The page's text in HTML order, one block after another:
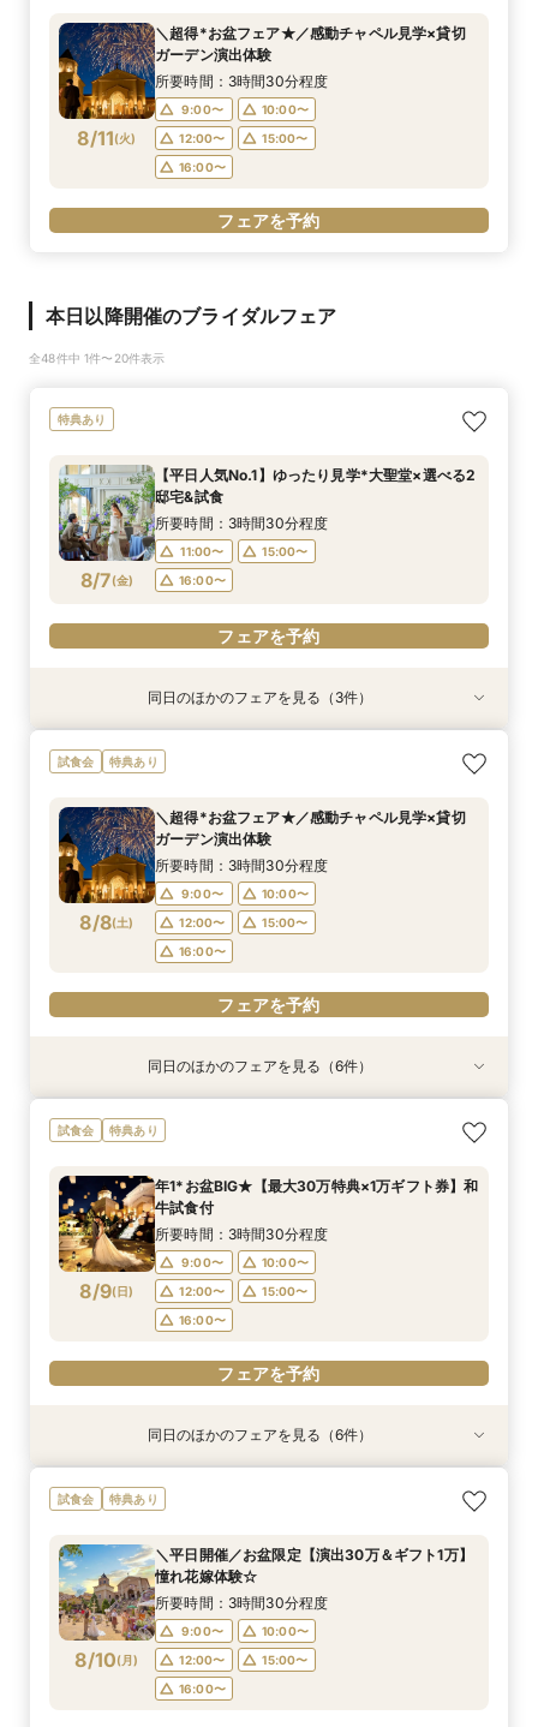
8/11(火)
＼超得*お盆フェア★／感動チャペル見学×貸切
ガーデン演出体験
所要時間：3時間30分程度
9:00〜
10:00〜
12:00〜
15:00〜
16:00〜
フェアを予約
本日以降開催のブライダルフェア
全48件中 1件〜20件表示
特典あり
8/7(金)
【平日人気No.1】ゆったり見学*大聖堂×選べる2
邸宅&試食
所要時間：3時間30分程度
11:00〜
15:00〜
16:00〜
フェアを予約
8/7( 金)
【月・金限定♪】感動の大聖堂×貸切邸宅見学フェ
ア
11:00〜
12:00〜
15:00〜
16:00〜
フェアを予約
8/7( 金)
【比較見学にも◎】知りたいことだけ体験♪
ショート相談会
11:00〜
12:00〜
15:00〜
16:00〜
17:00〜
フェアを予約
8/7( 金)
【平日限定】仕事終わりに♪話題のナイトW体
験！結婚式相談会
16:00〜
16:30〜
17:00〜
17:30〜
18:00〜
フェアを予約
同日のほかのフェアを見る（3件）
試食会 特典あり
8/8(土)
＼超得*お盆フェア★／感動チャペル見学×貸切
ガーデン演出体験
所要時間：3時間30分程度
9:00〜
10:00〜
12:00〜
15:00〜
16:00〜
フェアを予約
8/8(土)
【効率派必見】2時間で納得！知りたい事優先★
比較＆相談フェア
9:00〜
12:00〜
15:00〜
16:00〜
フェアを予約
特典あり
8/8(土)
組数限定【無料試食＆30万特典】感動チャペル
見学*演出体験
9:00〜
12:00〜
15:00〜
16:00〜
フェアを予約
特典あり
8/8(土)
花嫁満足度◎《ドレス映え*憧れ大聖堂×貸切
ガーデン》和牛試食
9:00〜
12:00〜
15:00〜
16:00〜
フェアを予約
特典あり
8/8(土)
＼何も決まってなくてOK／最大30万＆来館最大
1万×花嫁体験
9:00〜
12:00〜
15:00〜
16:00〜
フェアを予約
特典あり
8/8(土)
2件目以降に！気になる所を徹底比較♪無料試食付
き見学＆相談会
9:00〜
12:00〜
15:00〜
16:00〜
フェアを予約
特典あり
8/8(土)
【当館満足度No.1】最大30万特典☆人気演出
ALL体験会
9:00〜
12:00〜
15:00〜
16:00〜
フェアを予約
同日のほかのフェアを見る（6件）
試食会 特典あり
8/9(日)
年1*お盆BIG★【最大30万特典×1万ギフト券】和
牛試食付
所要時間：3時間30分程度
9:00〜
10:00〜
12:00〜
15:00〜
16:00〜
フェアを予約
8/9(日)
【効率派必見】2時間で納得！知りたい事優先★
比較＆相談フェア
9:00〜
12:00〜
15:00〜
16:00〜
フェアを予約
特典あり
8/9(日)
組数限定【無料試食＆30万特典】感動チャペル
見学*演出体験
9:00〜
12:00〜
15:00〜
16:00〜
フェアを予約
特典あり
8/9(日)
＼初見学におすすめ／全館見学ツアー×A5和牛試
食*安心相談会
9:00〜
12:00〜
15:00〜
16:00〜
フェアを予約
特典あり
8/9(日)
花嫁満足度◎《ドレス映え*憧れ大聖堂×貸切
ガーデン》和牛試食
9:00〜
12:00〜
15:00〜
16:00〜
フェアを予約
特典あり
8/9(日)
2件目以降に！気になる所を徹底比較♪無料試食付
き見学＆相談会
9:00〜
12:00〜
15:00〜
16:00〜
フェアを予約
特典あり
8/9(日)
【当館満足度No.1】最大30万特典☆人気演出
ALL体験会
9:00〜
12:00〜
15:00〜
16:00〜
フェアを予約
同日のほかのフェアを見る（6件）
試食会 特典あり
8/10(月)
＼平日開催／お盆限定【演出30万＆ギフト1万】
憧れ花嫁体験☆
所要時間：3時間30分程度
9:00〜
10:00〜
12:00〜
15:00〜
16:00〜